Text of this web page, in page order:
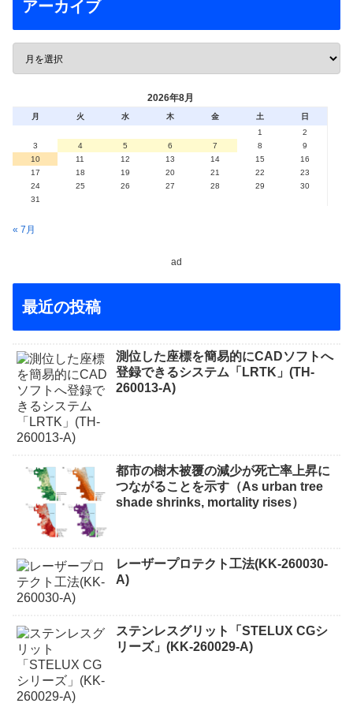
アーカイブ
2026年8月
月 火 水 木 金 土
日
1
2
3
4 5 6 7 8
9
10
11 12 13 14 15
16
17
18 19 20 21 22
23
24
25 26 27 28 29
30
31
« 7月
ad
最近の投稿
測位した座標を簡易的にCADソフトへ
登録できるシステム「LRTK」(TH-
260013-A)
都市の樹木被覆の減少が死亡率上昇に
つながることを示す（As urban tree
shade shrinks, mortality rises）
レーザープロテクト⼯法(KK-260030-
A)
ステンレスグリット「STELUX CGシ
リーズ」(KK-260029-A)